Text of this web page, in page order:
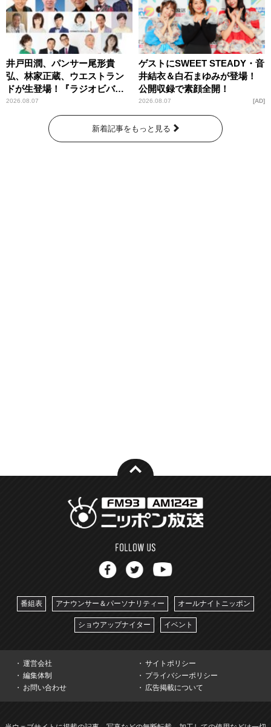
井戸田潤、パンサー尾形貴
弘、林家正蔵、ウエストラン
ドが生登場！『ラジオビバリ
ー昼ズ』
2026.08.07
ゲストにSWEET STEADY・音
井結衣＆白石まゆみが登場！
公開収録で素顔全開！
2026.08.07 AD
新着記事をもっと見る
番組表 アナウンサー＆パーソナリティー オールナイトニッポン
ショウアップナイター イベント
運営会社
サイトポリシー
編集体制
プライバシーポリシー
お問い合わせ
広告掲載について